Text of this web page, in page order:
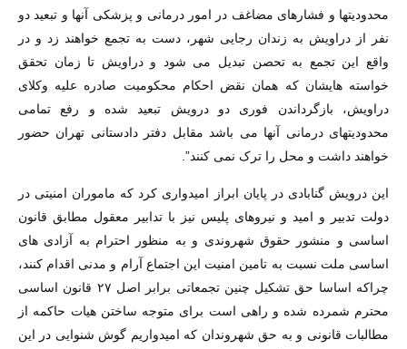
محدودیتها و فشارهای مضاغف در امور درمانی و پزشکی آنها و تبعید دو
نفر از دراویش به زندان رجایی شهر، دست به تجمع خواهند زد و در
واقع این تجمع به تحصن تبدیل می شود و دراویش تا زمان تحقق
خواسته هایشان که همان نقض احکام محکومیت صادره علیه وکلای
دراویش، بازگرداندن فوری دو درویش تبعید شده و رفع تمامی
محدودیتهای درمانی آنها می باشد مقابل دفتر دادستانی تهران حضور
خواهند داشت و محل را ترک نمی کنند”.
این درویش گنابادی در پایان ابراز امیدواری کرد که ماموران امنیتی در
دولت تدبیر و امید و نیروهای پلیس نیز با تدابیر معقول مطابق قانون
اساسی و منشور حقوق شهروندی و به منظور احترام به آزادی های
اساسی ملت نسبت به تامین امنیت این اجتماع آرام و مدنی اقدام کنند،
چراکه اساسا حق تشکیل چنین تجمعاتی برابر اصل ۲۷ قانون اساسی
محترم شمرده شده و راهی است برای متوجه ساختن هیات حاکمه از
مطالبات قانونی و به حق شهروندان که امیدواریم گوش شنوایی در این